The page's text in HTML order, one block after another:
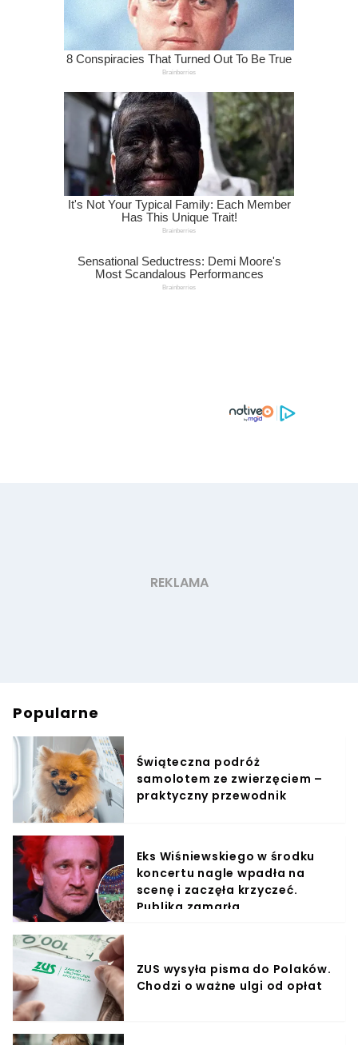
Popularne
Świąteczna podróż
samolotem ze zwierzęciem –
praktyczny przewodnik
Eks Wiśniewskiego w środku
koncertu nagle wpadła na
scenę i zaczęła krzyczeć.
Publika zamarła
ZUS wysyła pisma do Polaków.
Chodzi o ważne ulgi od opłat